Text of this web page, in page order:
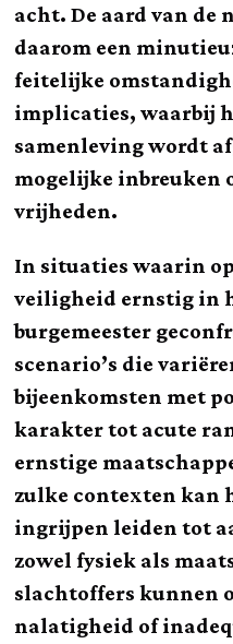
acht. De aard van de
daarom een
feitelijke
implicaties, waarbij
samenleving wordt
mogelijke inbreuken
vrijheden.
In situaties waarin
veiligheid ernstig in
burgemeester
scenario’s die
bijeenkomsten met
karakter tot acute
ernstige
zulke contexten kan
ingrijpen leiden tot
zowel fysiek als
slachtoffers kunnen
nalatigheid of